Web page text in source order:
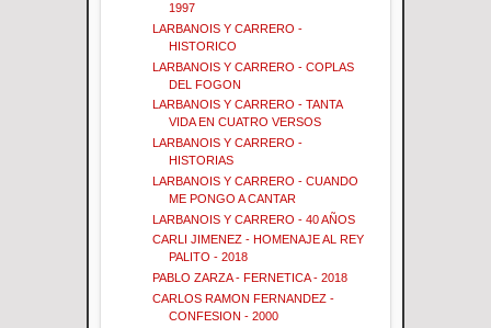
1997
LARBANOIS Y CARRERO -
HISTORICO
LARBANOIS Y CARRERO - COPLAS
DEL FOGON
LARBANOIS Y CARRERO - TANTA
VIDA EN CUATRO VERSOS
LARBANOIS Y CARRERO -
HISTORIAS
LARBANOIS Y CARRERO - CUANDO
ME PONGO A CANTAR
LARBANOIS Y CARRERO - 40 AÑOS
CARLI JIMENEZ - HOMENAJE AL REY
PALITO - 2018
PABLO ZARZA - FERNETICA - 2018
CARLOS RAMON FERNANDEZ -
CONFESION - 2000